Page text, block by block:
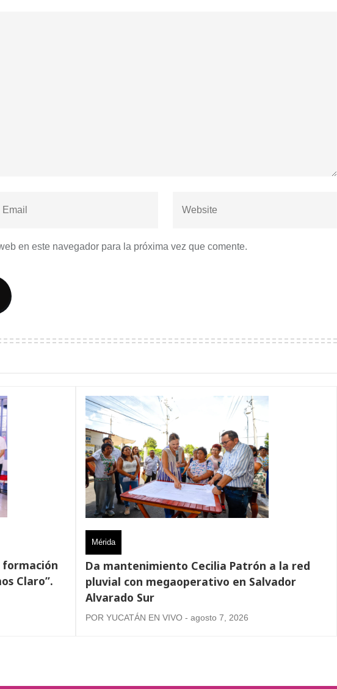
en este navegador para la próxima vez que comente.
formación
Claro”.
Mérida
Da mantenimiento Cecilia Patrón a la red
pluvial con megaoperativo en Salvador
Alvarado Sur
POR YUCATÁN EN VIVO - agosto 7, 2026